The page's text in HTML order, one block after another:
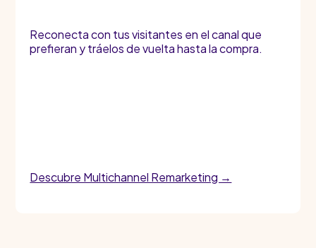
Reconecta con tus visitantes en el canal que
prefieran y tráelos de vuelta hasta la compra.
Descubre Multichannel Remarketing →